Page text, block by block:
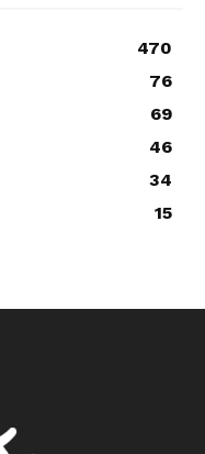
470
76
69
46
34
15